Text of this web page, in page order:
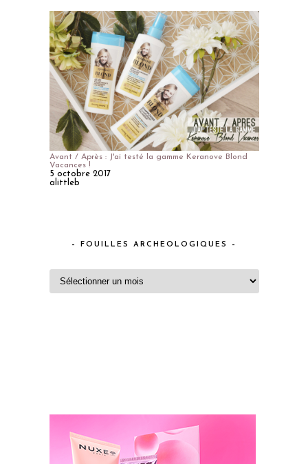
Avant / Après : J'ai testé la gamme Keranove Blond
Vacances !
5 octobre 2017
alittleb
– FOUILLES ARCHEOLOGIQUES –